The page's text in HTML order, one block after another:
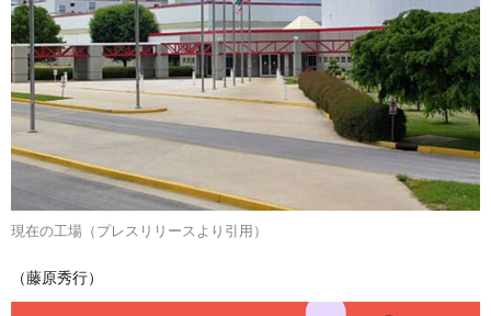
現在の工場（プレスリリースより引用）
（藤原秀行）